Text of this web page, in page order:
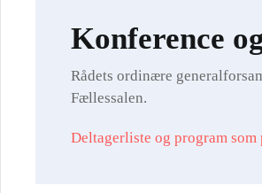
Konference
Rådets ordinære
Fællessalen.
Deltagerliste og program som